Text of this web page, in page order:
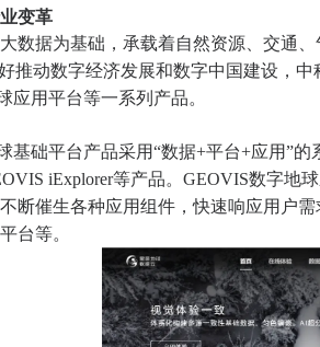
变革
数据为基础，承载着自然资源、交通
推动数字经济发展和数字中国建设，
应用平台等一系列产品。
基础平台产品采用“数据+平台+应用”
iExplorer等产品。GEOVIS数字
断催生各种应用组件，快速响应用户
台等。